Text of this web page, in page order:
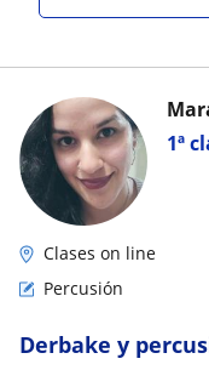
1ª
Clases on line
Percusión
Derbake y